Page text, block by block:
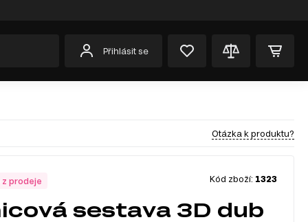
Přihlásit se
Otázka k produktu?
prodeje Kód zboží: 1323
sestava 3D dub